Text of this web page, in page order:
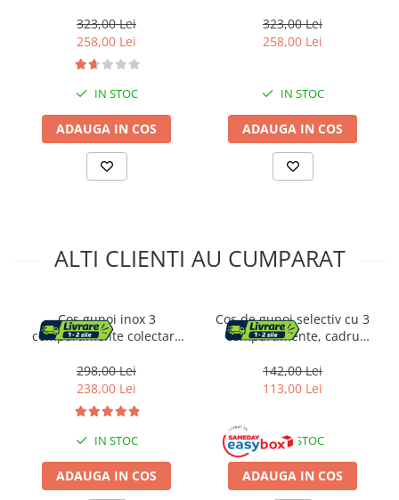
impermeabil, cadru otel, gri
323,00 Lei
258,00 Lei
IN STOC
ADAUGA IN COS
impermeabil, cadru otel,
verde
323,00 Lei
258,00 Lei
IN STOC
ADAUGA IN COS
ALTI CLIENTI AU CUMPARAT
Cos gunoi inox 3
compartimente colectare
pedala, argintiu negru
298,00 Lei
238,00 Lei
IN STOC
ADAUGA IN COS
Cos de gunoi selectiv cu 3
compartimente, cadru
98x42x74 cm
142,00 Lei
113,00 Lei
IN STOC
ADAUGA IN COS